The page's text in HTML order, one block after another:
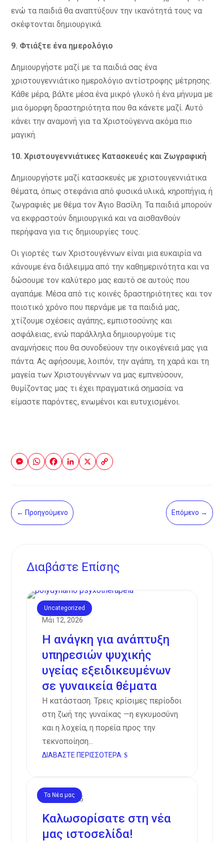
ενώ τα παιδιά θα αναπτύξουν την ικανότητά τους να
σκέφτονται δημιουργικά.
9. Φτιάξτε ένα ημερολόγιο
Δημιουργήστε μαζί με τα παιδιά σας ένα
χριστουγεννιάτικο ημερολόγιο αντίστροφης μέτρησης.
Κάθε μέρα, βάλτε μέσα ένα μικρό γλυκό ή ένα μήνυμα με
μια όμορφη δραστηριότητα που θα κάνετε μαζί. Αυτό
κάνει την αναμονή για τα Χριστούγεννα ακόμα πιο
μαγική.
10. Χριστουγεννιάτικες Κατασκευές και Ζωγραφική
Δημιουργήστε μαζί κατασκευές με χριστουγεννιάτικα
θέματα, όπως στεφάνια από φυσικά υλικά, κηροπήγια, ή
ζωγραφιές με θέμα τον Άγιο Βασίλη. Τα παιδιά μπορούν
να εκφραστούν δημιουργικά και να αισθανθούν
περήφανα για τις δημιουργίες τους.
Οι γιορτές των Χριστουγέννων είναι μια ευκαιρία να
κάνουμε ένα διάλειμμα από την καθημερινότητα και να
δώσουμε τον καλύτερο μας εαυτό σε αυτούς που
αγαπάμε. Μέσα από τις κοινές δραστηριότητες και τον
ποιοτικό χρόνο που περνάμε με τα παιδιά μας,
χτίζουμε σχέσεις αγάπης, εμπιστοσύνης και
ασφάλειας, ενώ παράλληλα δημιουργούμε τις
αναμνήσεις που θα συνοδεύουν την οικογένειά μας για
πάντα. Ας αφήσουμε, λοιπόν, την αγάπη, τη χαρά και τη
μαγεία των Χριστουγέννων να μας εμπνεύσουν,
θυμίζοντας μας τι έχει πραγματικά σημασία: να
είμαστε παρόντες, ενωμένοι και ευτυχισμένοι.
Messenger
WhatsApp
Facebook
LinkedIn
X
Copy
← Προηγούμενο Επόμενο →
Διαβάστε Eπίσης
Uncategorized
Η ανάγκη για ανάπτυξη
υπηρεσιών ψυχικής
υγείας εξειδικευμένων
σε γυναικεία θέματα
Η κατάσταση. Τρεις κρίσιμες περίοδοι
στη ζωή της γυναίκας —η εγκυμοσύνη
και η λοχεία, η πορεία προς την
τεκνοποίηση...
ΔΙΑΒΆΣΤΕ ΠΕΡΙΣΣΌΤΕΡΑ
Μάι 12, 2026
Τα Νέα μας
Καλωσορίσατε στη νέα
μας ιστοσελίδα!
Φεβ 15, 2025